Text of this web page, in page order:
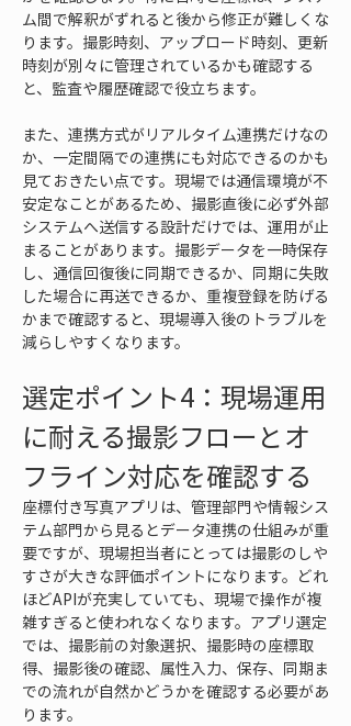
ム間で解釈がずれると後から修正が難しくな
ります。撮影時刻、アップロード時刻、更新
時刻が別々に管理されているかも確認する
と、監査や履歴確認で役立ちます。
また、連携方式がリアルタイム連携だけなの
か、一定間隔での連携にも対応できるのかも
見ておきたい点です。現場では通信環境が不
安定なことがあるため、撮影直後に必ず外部
システムへ送信する設計だけでは、運用が止
まることがあります。撮影データを一時保存
し、通信回復後に同期できるか、同期に失敗
した場合に再送できるか、重複登録を防げる
かまで確認すると、現場導入後のトラブルを
減らしやすくなります。
選定ポイント4：現場運用
に耐える撮影フローとオ
フライン対応を確認する
座標付き写真アプリは、管理部門や情報シス
テム部門から見るとデータ連携の仕組みが重
要ですが、現場担当者にとっては撮影のしや
すさが大きな評価ポイントになります。どれ
ほどAPIが充実していても、現場で操作が複
雑すぎると使われなくなります。アプリ選定
では、撮影前の対象選択、撮影時の座標取
得、撮影後の確認、属性入力、保存、同期ま
での流れが自然かどうかを確認する必要があ
ります。